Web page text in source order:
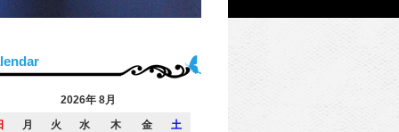
2026年 8月
月 火 水 木 金 土